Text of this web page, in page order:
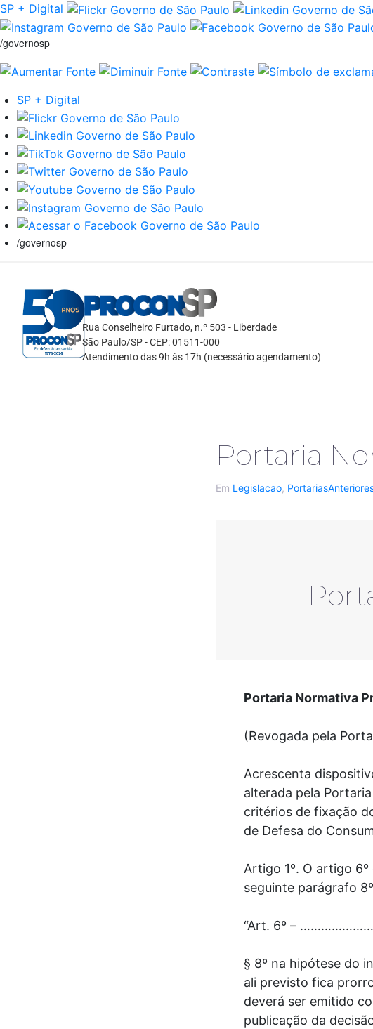
SP + Digital
/governosp
SP + Digital
/governosp
Rua Conselheiro Furtado, n.º 503 - Liberdade
São Paulo/SP - CEP: 01511-000
Atendimento das 9h às 17h (necessário agendamento)
Portaria
Em Legislacao,
Portaria Normativa
(Revogada pela
Acrescenta
alterada pela
critérios de fixação
de Defesa do
Artigo 1º. O artigo
seguinte parágrafo
“Art. 6º –
§ 8º na hipótese do
ali previsto fica
deverá ser emitido
publicação da